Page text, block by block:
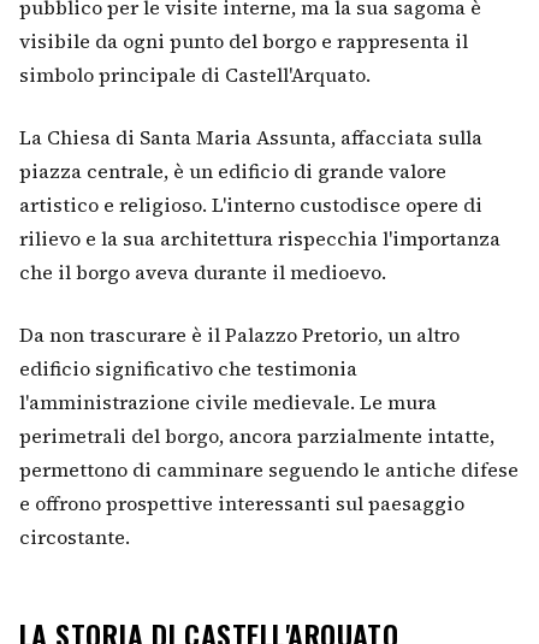
pubblico per le visite interne, ma la sua sagoma è
visibile da ogni punto del borgo e rappresenta il
simbolo principale di Castell'Arquato.
La Chiesa di Santa Maria Assunta, affacciata sulla
piazza centrale, è un edificio di grande valore
artistico e religioso. L'interno custodisce opere di
rilievo e la sua architettura rispecchia l'importanza
che il borgo aveva durante il medioevo.
Da non trascurare è il Palazzo Pretorio, un altro
edificio significativo che testimonia
l'amministrazione civile medievale. Le mura
perimetrali del borgo, ancora parzialmente intatte,
permettono di camminare seguendo le antiche difese
e offrono prospettive interessanti sul paesaggio
circostante.
LA STORIA DI CASTELL'ARQUATO